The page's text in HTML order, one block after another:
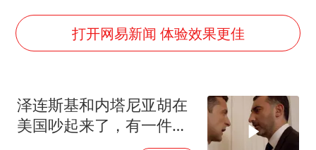
2名小孩玩手机低头幅度近乎折叠
胡彦斌获《歌手2026》歌王
老人离世案亲属质疑记录仪
打开网易新闻 体验效果更佳
泽连斯基和内塔尼亚胡在
美国吵起来了，有一件事